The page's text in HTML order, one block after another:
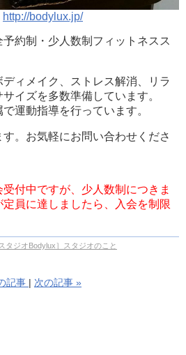
http://bodylux.jp/
約制・少人数制フィットネスス
ィメイク、ストレス解消、リラ
イズを多数準備しています。
運動指導を行っています。
。お気軽にお問い合わせくださ
付中ですが、少人数制につきま
員に達しましたら、入会を制限
スタジオBodylux］スタジオのこと
記事 次の記事 »